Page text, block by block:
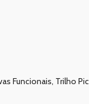
Funcionais, Trilho